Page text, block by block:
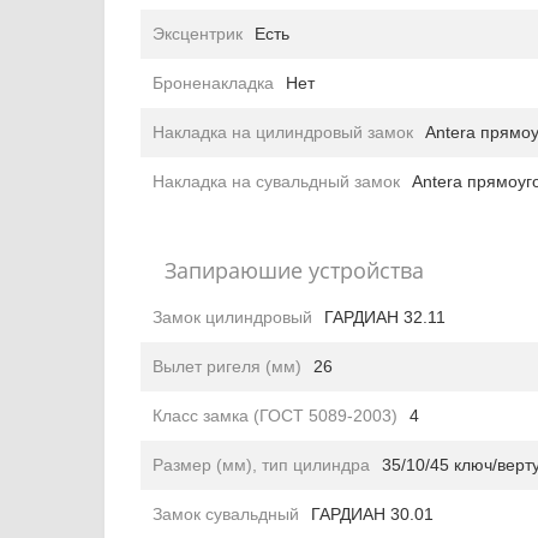
Эксцентрик Есть
Броненакладка Нет
Накладка на цилиндровый замок Antera
Накладка на сувальдный замок Antera
Запираюшие устройства
Замок цилиндровый ГАРДИАН 32.11
Вылет ригеля (мм) 26
Класс замка (ГОСТ 5089-2003) 4
Размер (мм), тип цилиндра 35/10/45 ключ/
Замок сувальдный ГАРДИАН 30.01